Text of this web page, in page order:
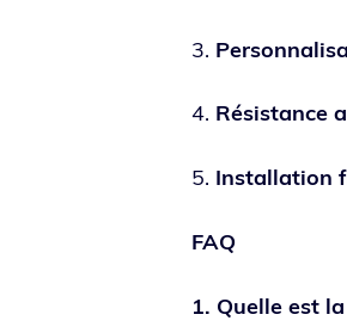
3.
4. Résistance
5. Installation
FAQ
1. Quelle est